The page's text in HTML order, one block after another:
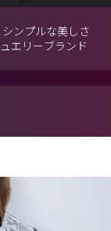
ンプルな美しさ
エリーブランド